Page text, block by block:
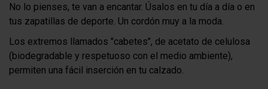
No lo pienses, te van a encantar. Úsalos en tu día a día o en
tus zapatillas de deporte. Un cordón muy a la moda.
Los extremos llamados "cabetes", de acetato de celulosa
(biodegradable y respetuoso con el medio ambiente),
permiten una fácil inserción en tu calzado.